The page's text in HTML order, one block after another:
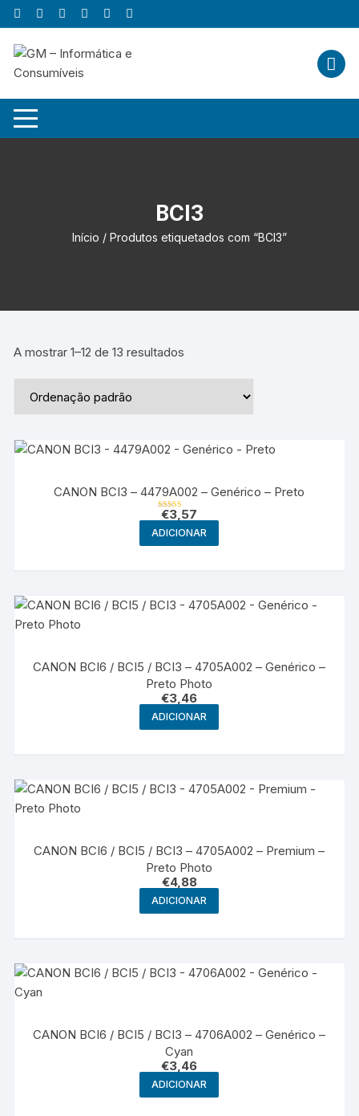
Skip
to
content
BCI3
Início / Produtos etiquetados com “BCI3”
A mostrar 1–12 de 13 resultados
CANON BCI3 – 4479A002 – Genérico – Preto
Avaliação
de 5
€3,57
ADICIONAR
CANON BCI6 / BCI5 / BCI3 – 4705A002 – Genérico –
Preto Photo
€3,46
ADICIONAR
CANON BCI6 / BCI5 / BCI3 – 4705A002 – Premium –
Preto Photo
€4,88
ADICIONAR
CANON BCI6 / BCI5 / BCI3 – 4706A002 – Genérico –
Cyan
€3,46
ADICIONAR